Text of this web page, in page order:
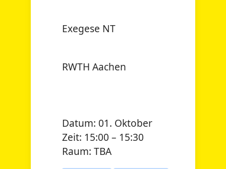
Exegese NT
RWTH Aachen
Datum: 01. Oktober
Zeit: 15:00 – 15:30
Raum: TBA